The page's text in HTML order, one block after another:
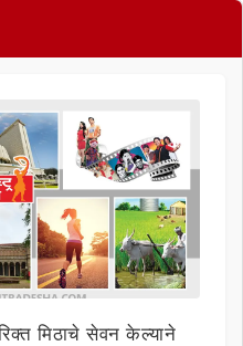
मिठाचे सेवन केल्याने